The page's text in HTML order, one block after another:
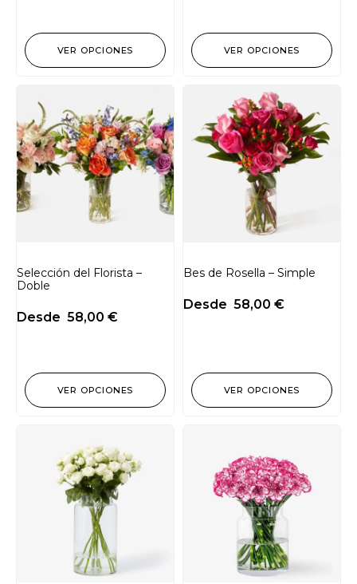
VER OPCIONES VER OPCIONES
Selección del Florista –
Doble
Desde 58,00 €
VER OPCIONES
Bes de Rosella – Simple
Desde 58,00 €
VER OPCIONES